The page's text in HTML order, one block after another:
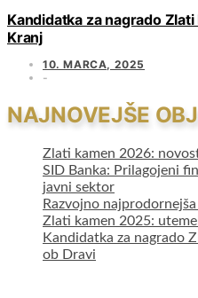
Kandidatka za nagrado
Kranj
10. MARCA, 2025
NAJNOVEJŠE
Zlati kamen 2026:
SID Banka: Prilagojeni
javni sektor
Razvojno
Zlati kamen 2025:
Kandidatka za nagrado
ob Dravi